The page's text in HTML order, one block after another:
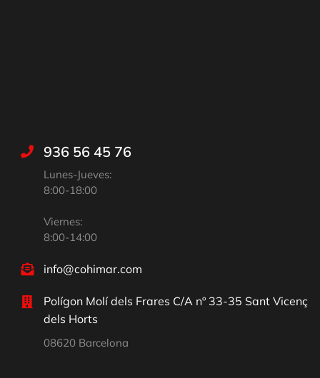
936 56 45 76
Lunes-Jueves:
8:00-18:00
Viernes:
8:00-14:00
info@cohimar.com
Polígon Molí dels Frares C/A nº 33-35 Sant Vicenç
dels Horts
08620 Barcelona